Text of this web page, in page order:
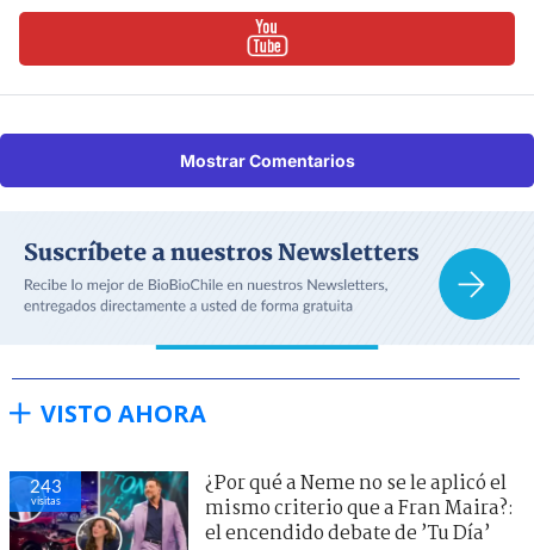
Mostrar Comentarios
VISTO AHORA
243
visitas
¿Por qué a Neme no se le aplicó el
mismo criterio que a Fran Maira?:
el encendido debate de ’Tu Día’